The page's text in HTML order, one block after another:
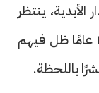
الأبدية، ينتظر
اللقاء، لقــاء الأحبـة، الذى تمناه كثيرًا ٣٨ عامًا ظل فيهم
باللحظة.